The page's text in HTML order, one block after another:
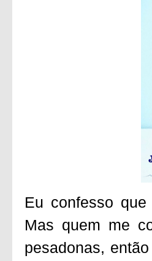
Eu confesso
Mas quem me
pesadonas,